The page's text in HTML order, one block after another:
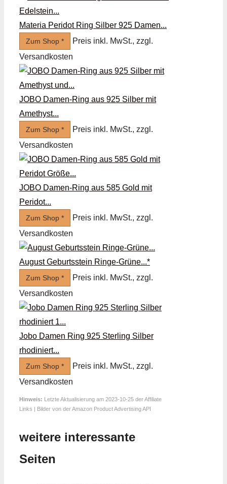
Materia Peridot Ring Silber 925 Damen...
Zum Shop *
Preis inkl. MwSt., zzgl.
Versandkosten
JOBO Damen-Ring aus 925 Silber mit
Amethyst...
Zum Shop *
Preis inkl. MwSt., zzgl.
Versandkosten
JOBO Damen-Ring aus 585 Gold mit
Peridot...
Zum Shop *
Preis inkl. MwSt., zzgl.
Versandkosten
August Geburtsstein Ringe-Grüne...*
Zum Shop *
Preis inkl. MwSt., zzgl.
Versandkosten
Jobo Damen Ring 925 Sterling Silber
rhodiniert...
Zum Shop *
Preis inkl. MwSt., zzgl.
Versandkosten
Hinweis: Letzte Aktualisierung am 2023-10-25 der Affiliate
Links | Bilder von der Amazon Product Advertising API
weitere interessante
Seiten